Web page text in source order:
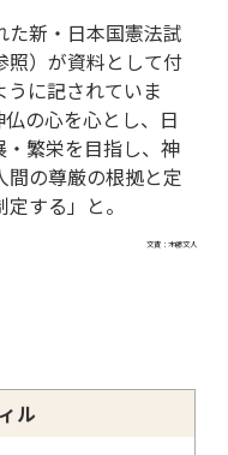
新・日本国憲法試
照）が資料として付
に記されていま
の心を心とし、日
繁栄を目指し、神
間の尊厳の根拠と定
する」と。
文責：木藤文人
ル